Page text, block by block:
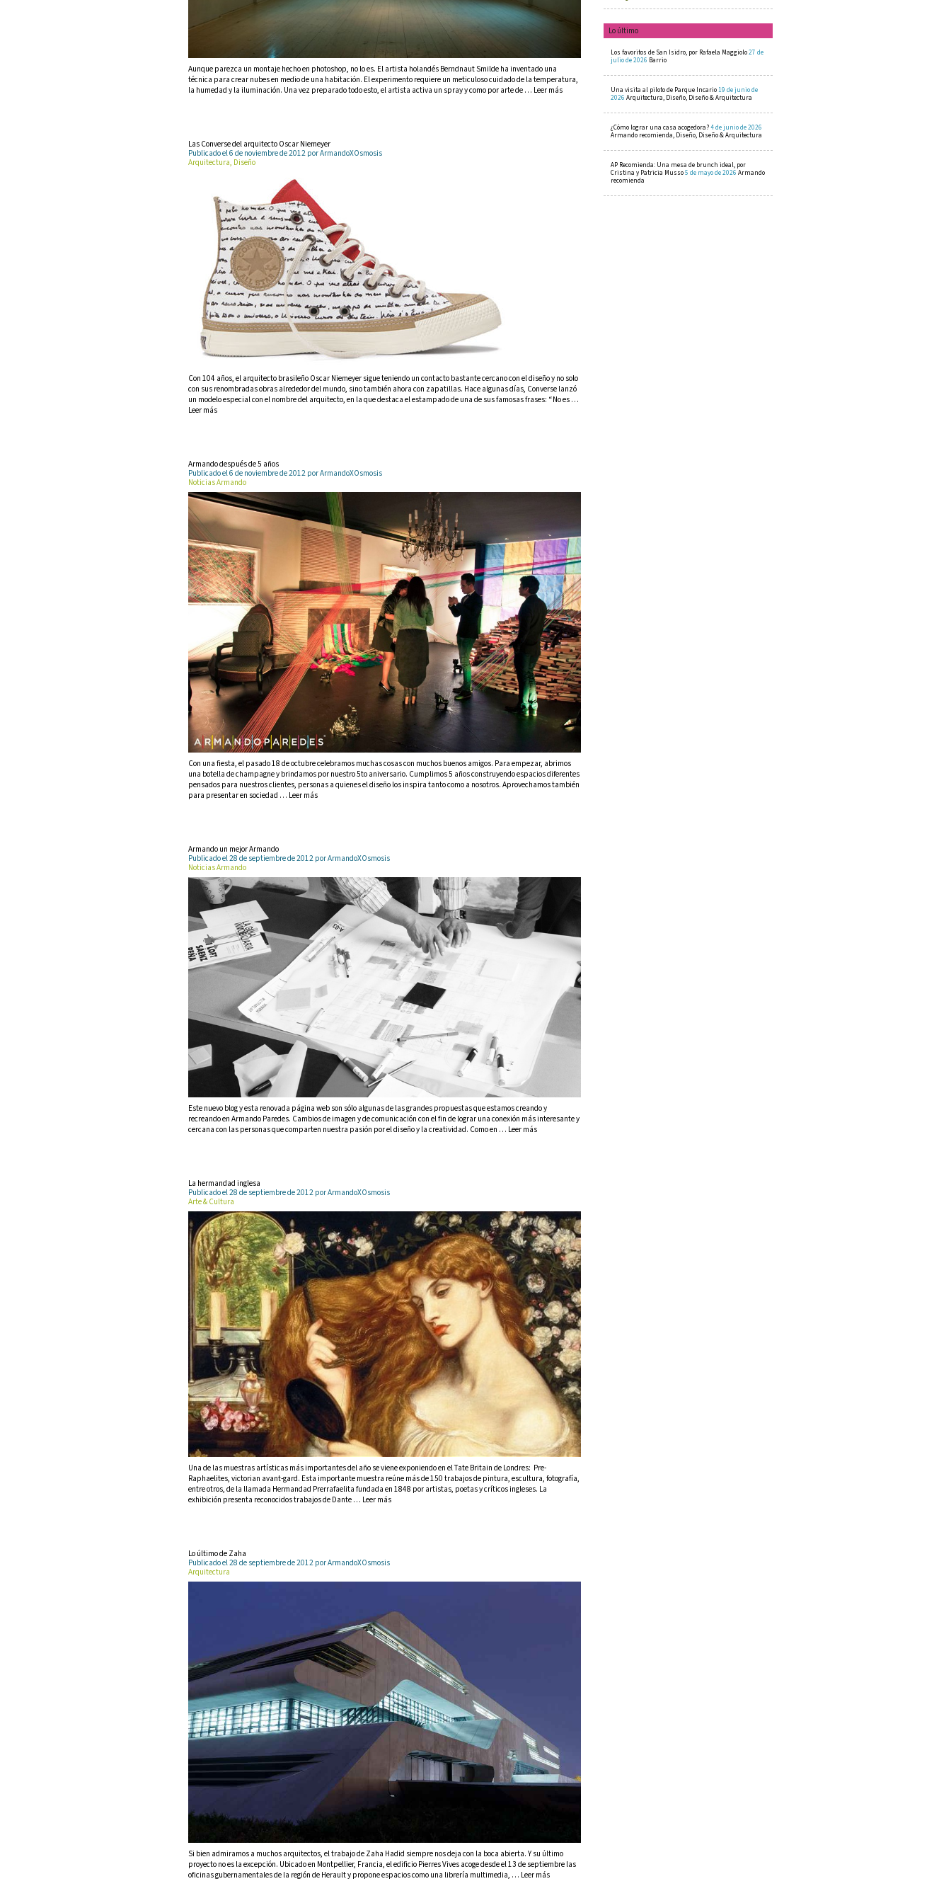
Aunque parezca un montaje hecho en photoshop, no lo es. El artista holandés Berndnaut Smilde ha inventado una
técnica para crear nubes en medio de una habitación. El experimento requiere un meticuloso cuidado de la temperatura,
la humedad y la iluminación. Una vez preparado todo esto, el artista activa un spray y como por arte de … Leer más
Las Converse del arquitecto Oscar Niemeyer
Publicado el 6 de noviembre de 2012 por ArmandoXOsmosis
Arquitectura, Diseño
Con 104 años, el arquitecto brasileño Oscar Niemeyer sigue teniendo un contacto bastante cercano con el diseño y no solo
con sus renombradas obras alrededor del mundo, sino también ahora con zapatillas. Hace algunas días, Converse lanzó
un modelo especial con el nombre del arquitecto, en la que destaca el estampado de una de sus famosas frases: “No es …
Leer más
Armando después de 5 años
Publicado el 6 de noviembre de 2012 por ArmandoXOsmosis
Noticias Armando
Con una fiesta, el pasado 18 de octubre celebramos muchas cosas con muchos buenos amigos. Para empezar, abrimos
una botella de champagne y brindamos por nuestro 5to aniversario. Cumplimos 5 años construyendo espacios diferentes
pensados para nuestros clientes, personas a quienes el diseño los inspira tanto como a nosotros. Aprovechamos también
para presentar en sociedad … Leer más
Armando un mejor Armando
Publicado el 28 de septiembre de 2012 por ArmandoXOsmosis
Noticias Armando
Este nuevo blog y esta renovada página web son sólo algunas de las grandes propuestas que estamos creando y
recreando en Armando Paredes. Cambios de imagen y de comunicación con el fin de lograr una conexión más interesante y
cercana con las personas que comparten nuestra pasión por el diseño y la creatividad. Como en … Leer más
La hermandad inglesa
Publicado el 28 de septiembre de 2012 por ArmandoXOsmosis
Arte & Cultura
Una de las muestras artísticas más importantes del año se viene exponiendo en el Tate Britain de Londres: Pre-
Raphaelites, victorian avant-gard. Esta importante muestra reúne más de 150 trabajos de pintura, escultura, fotografía,
entre otros, de la llamada Hermandad Prerrafaelita fundada en 1848 por artistas, poetas y críticos ingleses. La
exhibición presenta reconocidos trabajos de Dante … Leer más
Lo último de Zaha
Publicado el 28 de septiembre de 2012 por ArmandoXOsmosis
Arquitectura
Si bien admiramos a muchos arquitectos, el trabajo de Zaha Hadid siempre nos deja con la boca abierta. Y su último
proyecto no es la excepción. Ubicado en Montpellier, Francia, el edificio Pierres Vives acoge desde el 13 de septiembre las
oficinas gubernamentales de la región de Herault y propone espacios como una librería multimedia, … Leer más
Lo último
Los favoritos de San Isidro, por Rafaela Maggiolo27 de
julio de 2026 Barrio
Una visita al piloto de Parque Incario19 de junio de
2026 Arquitectura, Diseño, Diseño & Arquitectura
¿Cómo lograr una casa acogedora?4 de junio de 2026
Armando recomienda, Diseño, Diseño & Arquitectura
AP Recomienda: Una mesa de brunch ideal, por
Cristina y Patricia Musso5 de mayo de 2026 Armando
recomienda